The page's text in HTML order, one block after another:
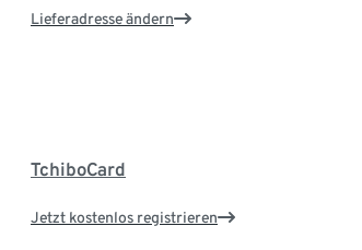
Lieferadresse ändern
TchiboCard
Jetzt kostenlos registrieren